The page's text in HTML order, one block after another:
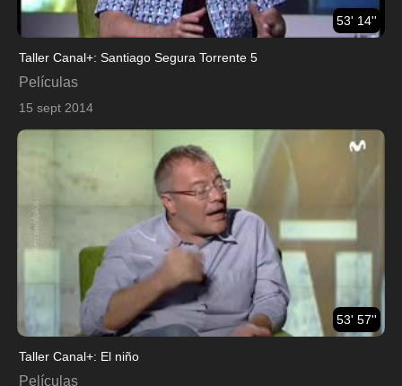
53' 14''
Taller Canal+: Santiago Segura Torrente 5
Películas
15 sept 2014
53' 57''
Taller Canal+: El niño
Películas